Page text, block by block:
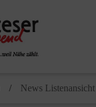
News Listenansicht